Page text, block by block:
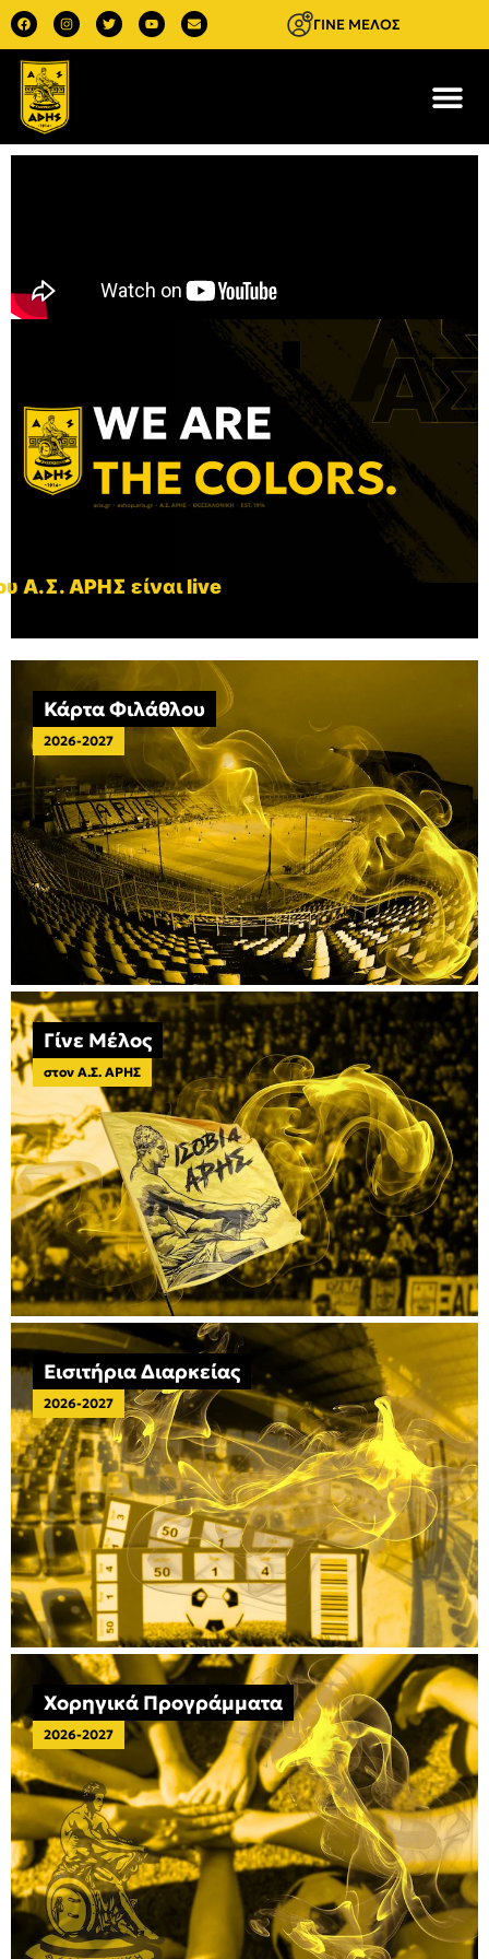
ΓΙΝΕ ΜΕΛΟΣ
Α.Σ. ΑΡΗΣ είναι live
Κάρτα Φιλάθλου
2026-2027
Γίνε Μέλος
στον Α.Σ. ΑΡΗΣ
Εισιτήρια Διαρκείας
2026-2027
Χορηγικά Προγράμματα
2026-2027